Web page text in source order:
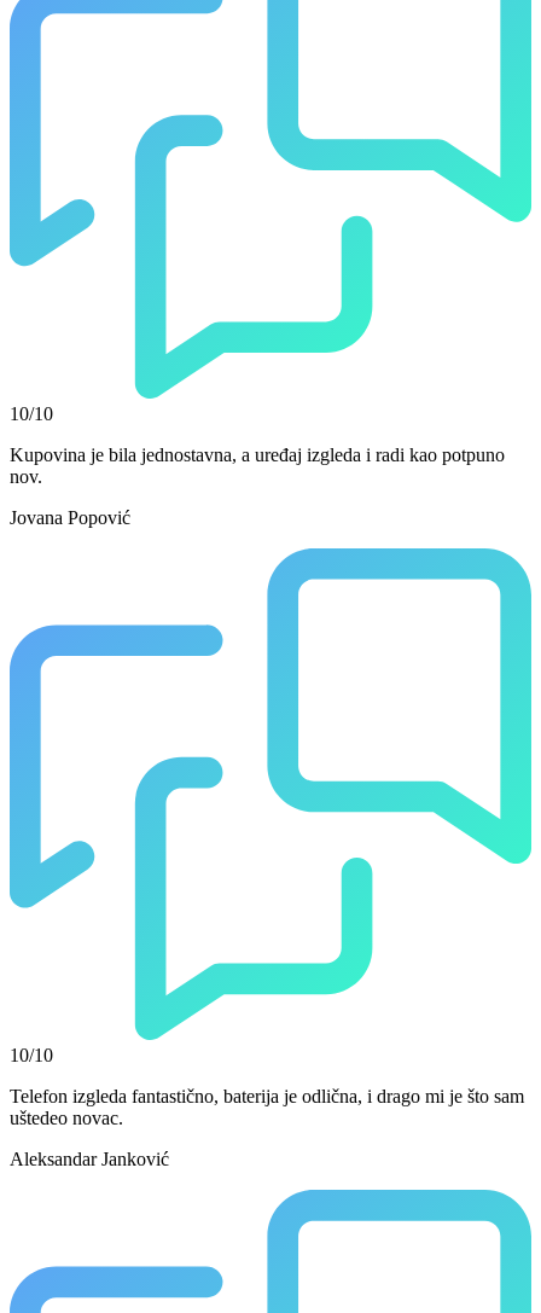
10/10
Kupovina je bila jednostavna, a uređaj izgleda i radi kao potpuno
nov.
Jovana Popović
10/10
Telefon izgleda fantastično, baterija je odlična, i drago mi je što sam
uštedeo novac.
Aleksandar Janković